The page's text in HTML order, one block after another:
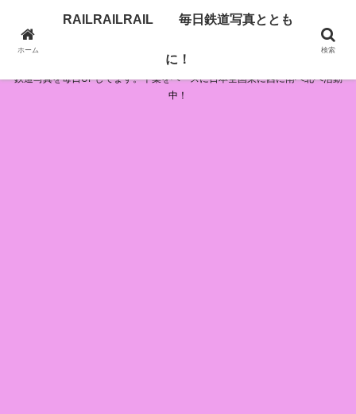
RAILRAILRAIL 毎日鉄道写真とともに！
鉄道写真を毎日UPしてます。千葉をベースに日本全国東に西に南へ北へ活動
中！
ホーム
RAILRAILRAIL 毎日鉄道写真ととも
に！
検索